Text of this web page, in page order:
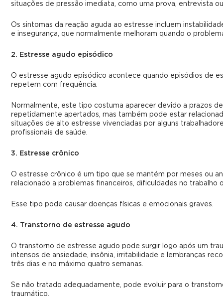
situações de pressão imediata, como uma prova, entrevista
Os sintomas da reação aguda ao estresse incluem
e insegurança, que normalmente melhoram quando o
2. Estresse agudo episódico
O estresse agudo episódico acontece quando episódios de
repetem com frequência.
Normalmente, este tipo costuma aparecer devido a prazos
repetidamente apertados, mas também pode estar
situações de alto estresse vivenciadas por alguns
profissionais de saúde.
3. Estresse crônico
O estresse crônico é um tipo que se mantém por meses ou
relacionado a problemas financeiros, dificuldades no trabalho
Esse tipo pode causar doenças físicas e emocionais graves.
4. Transtorno de estresse agudo
O transtorno de estresse agudo pode surgir logo após um
intensos de ansiedade, insônia, irritabilidade e lembranças
três dias e no máximo quatro semanas.
Se não tratado adequadamente, pode evoluir para o
traumático.